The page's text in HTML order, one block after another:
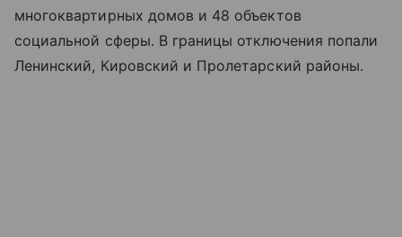
многоквартирных домов и 48 объектов
социальной сферы. В границы отключения попали
Ленинский, Кировский и Пролетарский районы.